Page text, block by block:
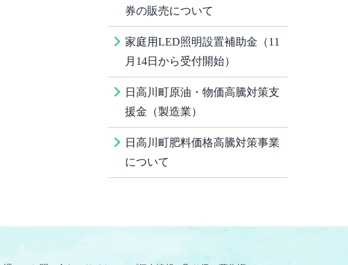
券の販売について
家庭用LED照明設置補助金（11
月14日から受付開始）
日高川町原油・物価高騰対策支
援金（製造業）
日高川町肥料価格高騰対策事業
について